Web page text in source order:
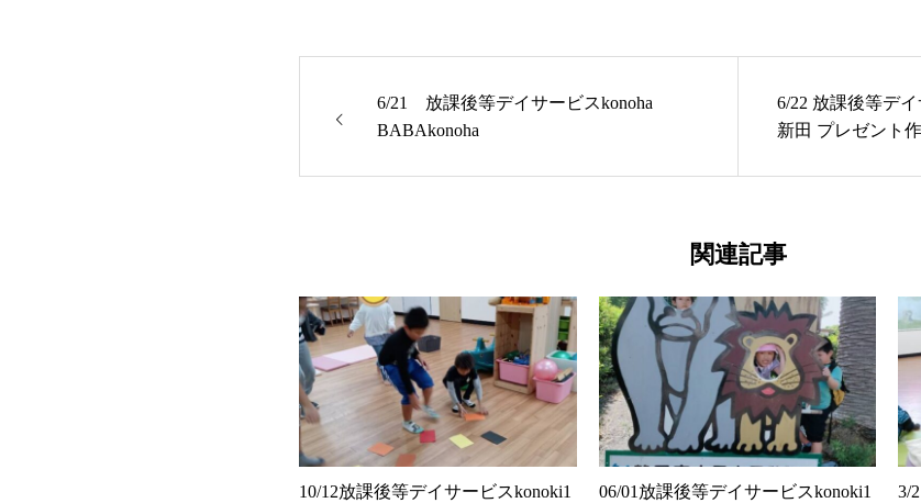
6/21 放課後等デイサービスkonoha
BABAkonoha
6/22 放課後等デ
新田 プレゼント
関連記事
10/12放課後等デイサービスkonoki1 06/01放課後等デイサービスkonoki1 3/